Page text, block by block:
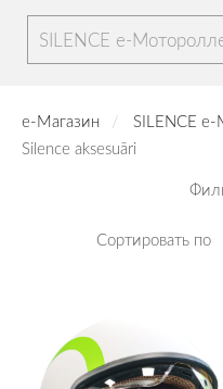
SILENCE е-
е-Магазин
SILENCE
Silence aksesuāri
Сортировать по